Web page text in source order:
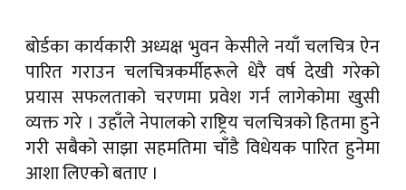
बोर्डका कार्यकारी अध्यक्ष भुवन केसीले नयाँ चलचित्र ऐन
पारित गराउन चलचित्रकर्मीहरूले धेरै वर्ष देखी गरेको
प्रयास सफलताको चरणमा प्रवेश गर्न लागेकोमा खुसी
व्यक्त गरे । उहाँले नेपालको राष्ट्रिय चलचित्रको हितमा हुने
गरी सबैको साझा सहमतिमा चाँडै विधेयक पारित हुनेमा
आशा लिएको बताए ।